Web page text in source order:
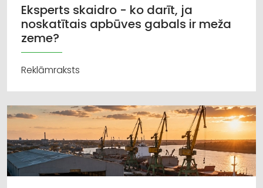
Eksperts skaidro - ko darīt, ja
noskatītais apbūves gabals ir meža
zeme?
Reklāmraksts